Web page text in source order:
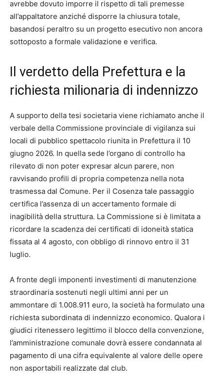
avrebbe dovuto imporre il rispetto di tali premesse
all’appaltatore anziché disporre la chiusura totale,
basandosi peraltro su un progetto esecutivo non ancora
sottoposto a formale validazione e verifica.
Il verdetto della Prefettura e la
richiesta milionaria di indennizzo
A supporto della tesi societaria viene richiamato anche il
verbale della Commissione provinciale di vigilanza sui
locali di pubblico spettacolo riunita in Prefettura il 10
giugno 2026. In quella sede l’organo di controllo ha
rilevato di non poter expresar alcun parere, non
ravvisando profili di propria competenza nella nota
trasmessa dal Comune. Per il Cosenza tale passaggio
certifica l’assenza di un accertamento formale di
inagibilità della struttura. La Commissione si è limitata a
ricordare la scadenza dei certificati di idoneità statica
fissata al 4 agosto, con obbligo di rinnovo entro il 31
luglio.
A fronte degli imponenti investimenti di manutenzione
straordinaria sostenuti negli ultimi anni per un
ammontare di 1.008.911 euro, la società ha formulato una
richiesta subordinata di indennizzo economico. Qualora i
giudici ritenessero legittimo il blocco della convenzione,
l’amministrazione comunale dovrà essere condannata al
pagamento di una cifra equivalente al valore delle opere
non asportabili realizzate dal club.